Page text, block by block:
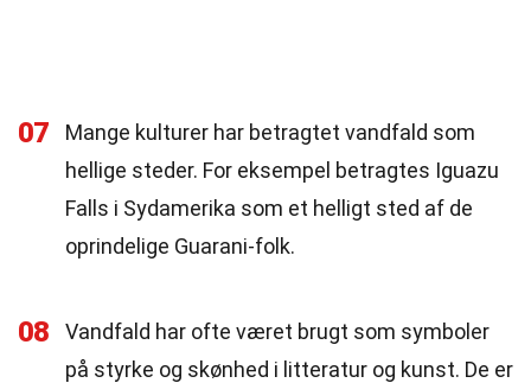
07
Mange kulturer har betragtet vandfald som
hellige steder. For eksempel betragtes Iguazu
Falls i Sydamerika som et helligt sted af de
oprindelige Guarani-folk.
08
Vandfald har ofte været brugt som symboler
på styrke og skønhed i litteratur og kunst. De er